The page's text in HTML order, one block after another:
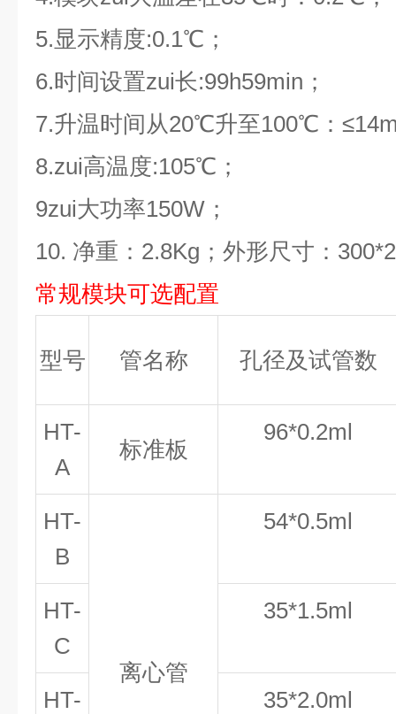
5.显示精度:0.1℃；
6.时间设置zui长:99h59min；
7.升温时间从20℃升至100℃：
8.zui高温度:105℃；
9zui大功率150W；
10. 净重：2.8Kg；外形尺寸：
常规模块可选配置
型号 管名称 孔径及试管数
HT-
A
标准板
96*0.2ml
HT-
B
离心管
54*0.5ml
HT-
C
35*1.5ml
HT-
35*2.0ml